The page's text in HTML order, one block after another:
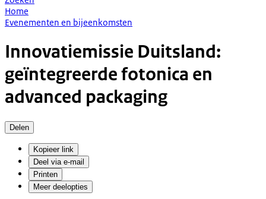
Home
Evenementen en bijeenkomsten
Innovatiemissie Duitsland:
geïntegreerde fotonica en
advanced packaging
Delen
Kopieer link
Deel via e-mail
Printen
Meer deelopties